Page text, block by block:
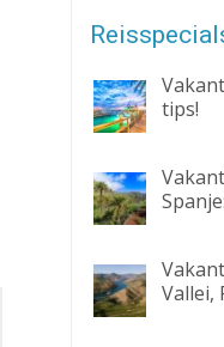
tips!
Vallei,